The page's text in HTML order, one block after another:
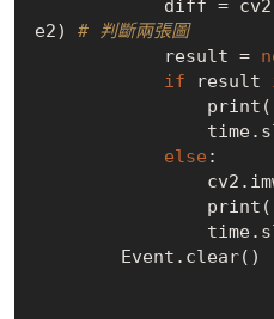
e2) # 判斷兩張圖
            result =
if result
                print(
else :
                print(